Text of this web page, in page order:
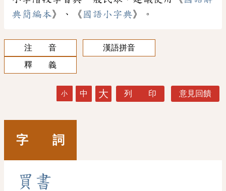
典簡編本》、《 國語小字典》。
注 音
漢語拼音
釋 義
小 中 大 列 印 意見回饋
字 詞
買 書